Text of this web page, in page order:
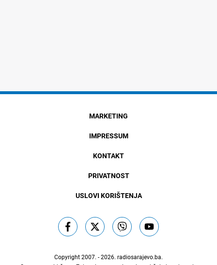
MARKETING
IMPRESSUM
KONTAKT
PRIVATNOST
USLOVI KORIŠTENJA
Copyright 2007. - 2026. radiosarajevo.ba.